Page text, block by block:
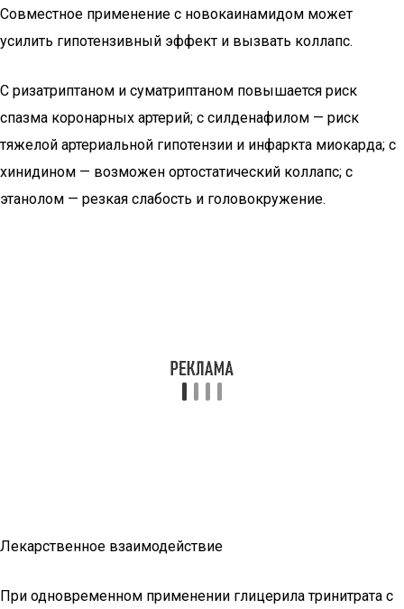
Совместное применение с новокаинамидом может
усилить гипотензивный эффект и вызвать коллапс.
С ризатриптаном и суматриптаном повышается риск
спазма коронарных артерий; с силденафилом — риск
тяжелой артериальной гипотензии и инфаркта миокарда; с
хинидином — возможен ортостатический коллапс; с
этанолом — резкая слабость и головокружение.
Лекарственное взаимодействие
При одновременном применении глицерила тринитрата с